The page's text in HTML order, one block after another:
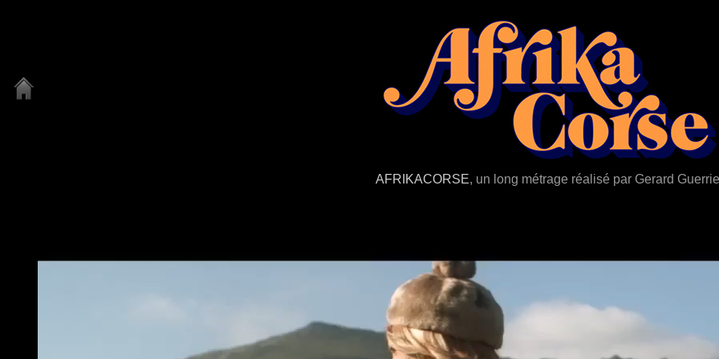
AFRIKACORSE, un long métrage réalisé par Gerard